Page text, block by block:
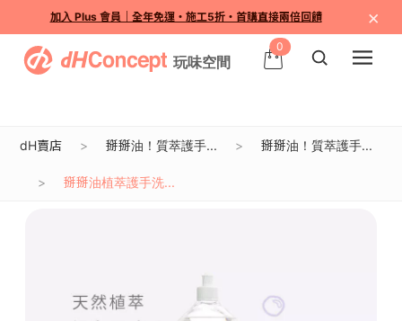
加入 Plus 會員｜全年免運・施工5折・首購直接兩倍回饋 ×
0
dH賣店 掰掰油！質萃護手... 掰掰油！質萃護手...
掰掰油植萃護手洗...